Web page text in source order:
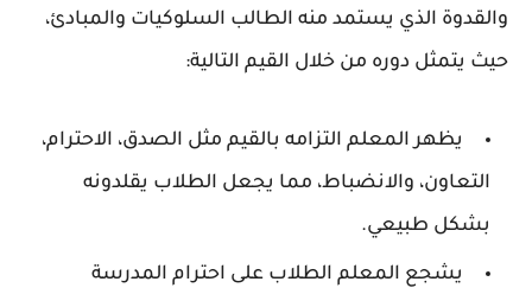
والقدوة الذي يستمد منه الطالب السلوكيات والمبادئ،
حيث يتمثل دوره من خلال القيم التالية:
يظهر المعلم التزامه بالقيم مثل الصدق، الاحترام،
التعاون، والانضباط، مما يجعل الطلاب يقلدونه
بشكل طبيعي.
يشجع المعلم الطلاب على احترام المدرسة